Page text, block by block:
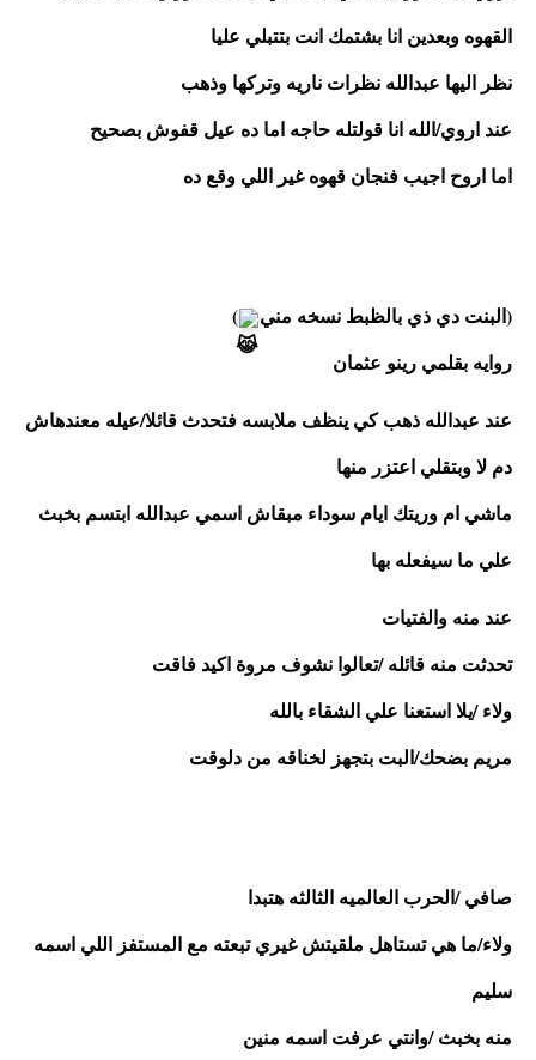
القهوه وبعدين انا بشتمك انت بتتبلي عليا
نظر اليها عبدالله نظرات ناريه وتركها وذهب
عند اروي/الله انا قولتله حاجه اما ده عيل قفوش بصحيح
اما اروح اجيب فنجان قهوه غير اللي وقع ده
(البنت دي ذي بالظبط نسخه مني
)
روايه بقلمي رينو عثمان
دم لا وبتقلي اعتزر منها
علي ما سيفعله بها
عند منه والفتيات
تحدثت منه قائله /تعالوا نشوف مروة اكيد فاقت
ولاء /يلا استعنا علي الشقاء بالله
مريم بضحك/البت بتجهز لخناقه من دلوقت
صافي /الحرب العالميه الثالثه هتبدا
سليم
منه بخبث /وانتي عرفت اسمه منين